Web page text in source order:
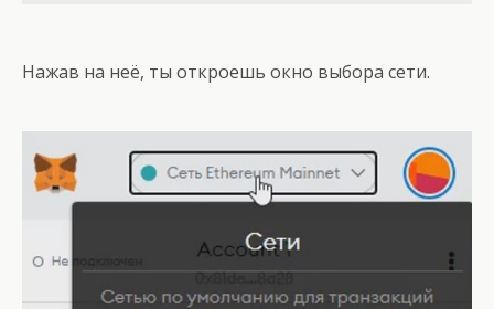
Нажав на неё, ты откроешь окно выбора сети.